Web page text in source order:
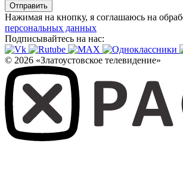
Отправить
Нажимая на кнопку, я соглашаюсь на
персональных данных
Подписывайтесь на нас:
© 2026 «Златоустовское телевидение»